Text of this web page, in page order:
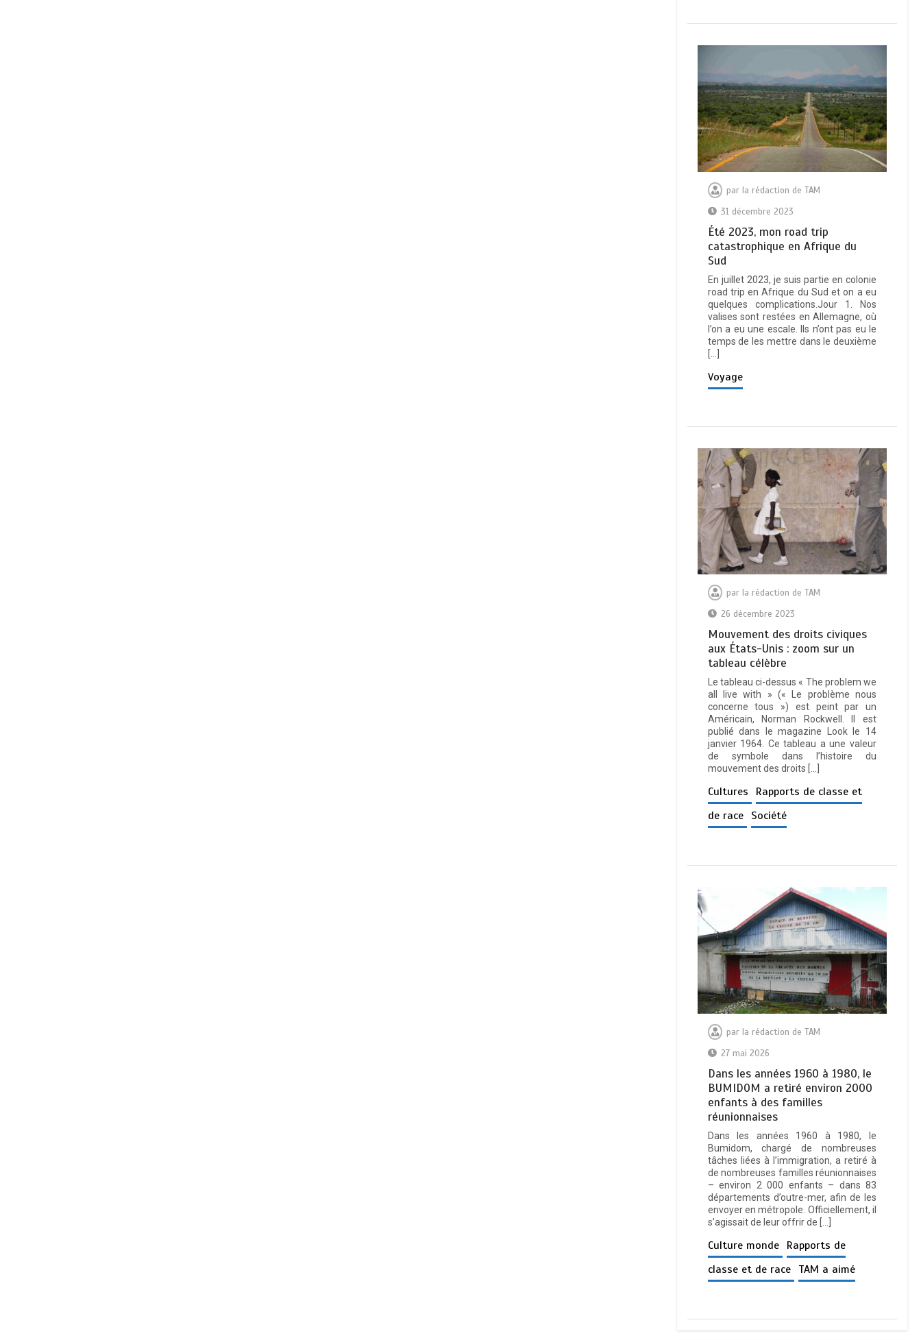
par la rédaction de TAM
31 décembre 2023
Été 2023, mon road trip
catastrophique en Afrique du
Sud
En juillet 2023, je suis partie en colonie
road trip en Afrique du Sud et on a eu
quelques complications.Jour 1. Nos
valises sont restées en Allemagne, où
l’on a eu une escale. Ils n’ont pas eu le
temps de les mettre dans le deuxième
Voyage
par la rédaction de TAM
26 décembre 2023
Mouvement des droits civiques
aux États-Unis : zoom sur un
tableau célèbre
Le tableau ci-dessus « The problem we
all live with » (« Le problème nous
concerne tous ») est peint par un
Américain, Norman Rockwell. Il est
publié dans le magazine Look le 14
janvier 1964. Ce tableau a une valeur
de symbole dans l’histoire du
mouvement des droits […]
Cultures
Rapports de classe et
de race Société
par la rédaction de TAM
27 mai 2026
Dans les années 1960 à 1980, le
BUMIDOM a retiré environ 2000
enfants à des familles
réunionnaises
Dans les années 1960 à 1980, le
Bumidom, chargé de nombreuses
tâches liées à l’immigration, a retiré à
de nombreuses familles réunionnaises
– environ 2 000 enfants – dans 83
départements d’outre-mer, afin de les
envoyer en métropole. Officiellement, il
s’agissait de leur offrir de […]
Culture monde Rapports de
classe et de race TAM a aimé